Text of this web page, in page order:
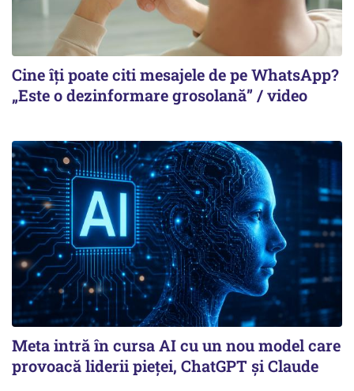
Cine îți poate citi mesajele de pe WhatsApp?
„Este o dezinformare grosolană” / video
Meta intră în cursa AI cu un nou model care
provoacă liderii pieței, ChatGPT și Claude